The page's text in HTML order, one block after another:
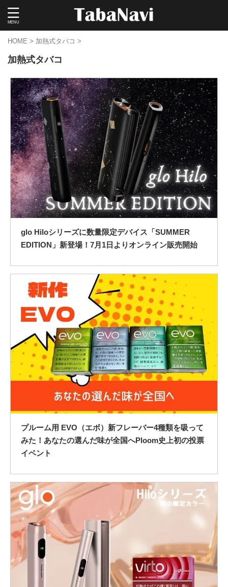
HOME > 加熱式タバコ >
加熱式タバコ
glo Hiloシリーズに数量限定デバイス「SUMMER
EDITION」新登場！7月1日よりオンライン販売開始
プルーム用 EVO（エボ）新フレーバー4種類を吸って
みた！あなたの選んだ味が全国へPloom史上初の投票
イベント